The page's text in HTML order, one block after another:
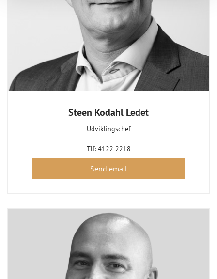
Steen Kodahl Ledet
Udviklingschef
Tlf: 4122 2218
Send email